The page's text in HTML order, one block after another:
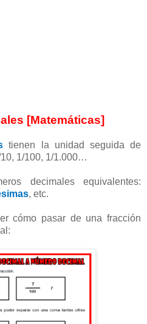
[Matemáticas]
tienen la unidad seguida de
1/100, 1/1.000…
decimales equivalentes:
, etc.
cómo pasar de una fracción